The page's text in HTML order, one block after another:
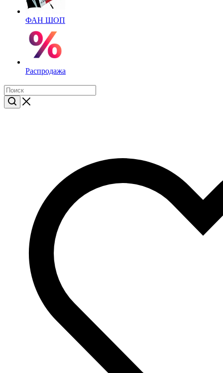
ФАН ШОП
Распродажа